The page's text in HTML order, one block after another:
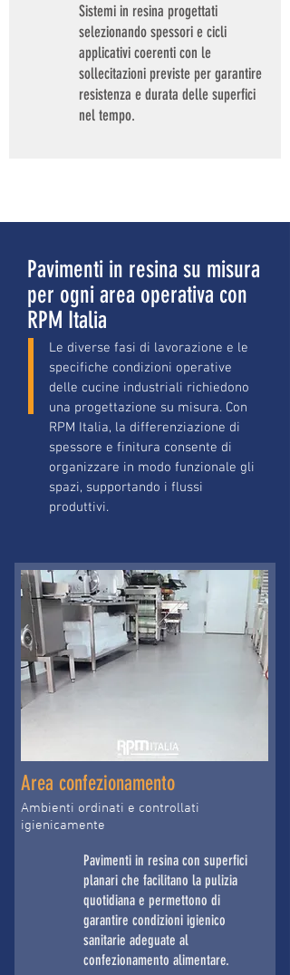
Sistemi in resina progettati
selezionando spessori e cicli
applicativi coerenti con le
sollecitazioni previste per garantire
resistenza e durata delle superfici
nel tempo.
Pavimenti in resina su misura
per ogni area operativa con
RPM Italia
Le diverse fasi di lavorazione e le
specifiche condizioni operative
delle cucine industriali richiedono
una progettazione su misura. Con
RPM Italia, la differenziazione di
spessore e finitura consente di
organizzare in modo funzionale gli
spazi, supportando i flussi
produttivi.
Area confezionamento
Ambienti ordinati e controllati
igienicamente
Pavimenti in resina con superfici
planari che facilitano la pulizia
quotidiana e permettono di
garantire condizioni igienico
sanitarie adeguate al
confezionamento alimentare.